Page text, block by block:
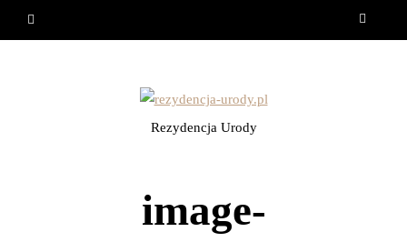
Rezydencja Urody
image-